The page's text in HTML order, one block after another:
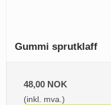
Gummi sprutklaff
48,00 NOK
(inkl. mva.)